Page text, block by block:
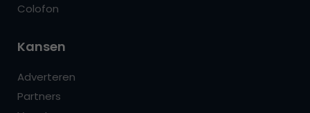
Colofon
Kansen
Adverteren
Partners